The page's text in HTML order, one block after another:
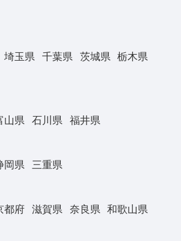
埼玉県 千葉県 茨城県
栃木県
山県 石川県 福井県
岡県 三重県
都府 滋賀県 奈良県 和歌山県